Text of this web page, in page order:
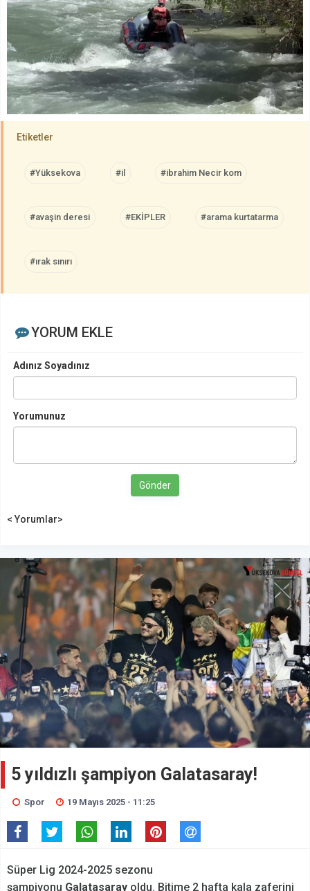
Etiketler
#Yüksekova #il #ibrahim Necir kom
#avaşin deresi #EKİPLER #arama kurtatarma
#ırak sınırı
YORUM EKLE
Adınız Soyadınız
Yorumunuz
Gönder
< Yorumlar>
5 yıldızlı şampiyon Galatasaray!
Spor 19 Mayıs 2025 - 11:25
Süper Lig 2024-2025 sezonu
şampiyonu Galatasaray oldu. Bitime 2 hafta kala zaferini